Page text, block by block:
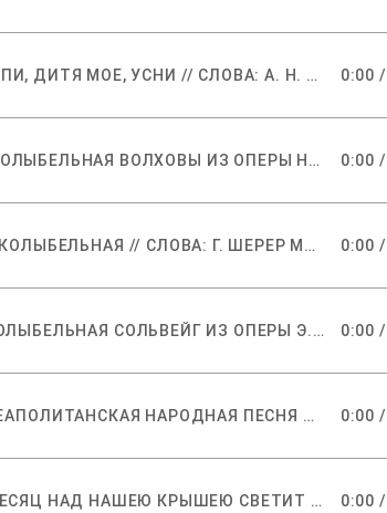
СПИ, ДИТЯ МОЕ, УСНИ // СЛОВА: А. Н. МАЙКОВ МУЗЫКА: А. С. АРЕНСКИЙ 0:00 /
КОЛЫБЕЛЬНАЯ ВОЛХОВЫ ИЗ ОПЕРЫ Н. А. РИМСКОГО-КОРСАКОВА «САДКО» 0:00 /
КОЛЫБЕЛЬНАЯ // СЛОВА: Г. ШЕРЕР МУЗЫКА: Й. БРАМС 0:00 /
КОЛЫБЕЛЬНАЯ СОЛЬВЕЙГ ИЗ ОПЕРЫ Э. ГРИГА «ПЕР ГЮНТ» // РУССКИЙ ТЕКСТ: А. А. ЕФРЕМЕНКОВ 0:00 /
НЕАПОЛИТАНСКАЯ НАРОДНАЯ ПЕСНЯ ОБРАБОТКА В. ДЕ МЕЛЬО // РУССКИЙ ТЕКСТ: М. А УЛИЦКИЙ 0:00 /
МЕСЯЦ НАД НАШЕЮ КРЫШЕЮ СВЕТИТ // СЛОВА: М. В. ИСАКОВСКИЙ МУЗЫКА: М. И. БЛАНТЕР 0:00 /